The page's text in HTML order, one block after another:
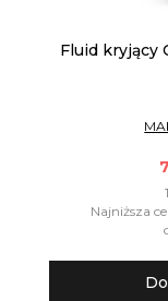
Fluid kryjący
Najniższa